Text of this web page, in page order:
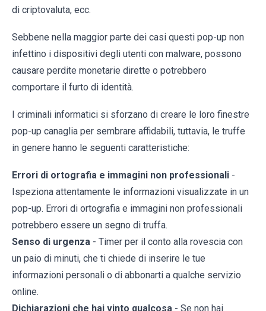
di criptovaluta, ecc.
Sebbene nella maggior parte dei casi questi pop-up non
infettino i dispositivi degli utenti con malware, possono
causare perdite monetarie dirette o potrebbero
comportare il furto di identità.
I criminali informatici si sforzano di creare le loro finestre
pop-up canaglia per sembrare affidabili, tuttavia, le truffe
in genere hanno le seguenti caratteristiche:
Errori di ortografia e immagini non professionali -
Ispeziona attentamente le informazioni visualizzate in un
pop-up. Errori di ortografia e immagini non professionali
potrebbero essere un segno di truffa.
Senso di urgenza - Timer per il conto alla rovescia con
un paio di minuti, che ti chiede di inserire le tue
informazioni personali o di abbonarti a qualche servizio
online.
Dichiarazioni che hai vinto qualcosa - Se non hai